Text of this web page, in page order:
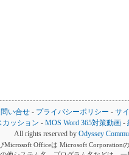
い合せ - プライバシーポリシー - サ
カッション -MOS Word 365対策動画 -
All rights reserved by Odyssey
Microsoft Officeは Microsoft Corporation